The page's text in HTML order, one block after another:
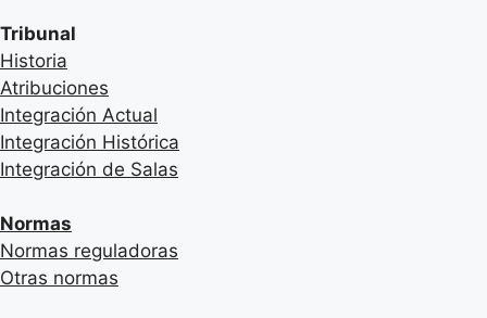
Tribunal
Historia
Atribuciones
Integración Actual
Integración Histórica
Integración de Salas
Normas
Normas reguladoras
Otras normas